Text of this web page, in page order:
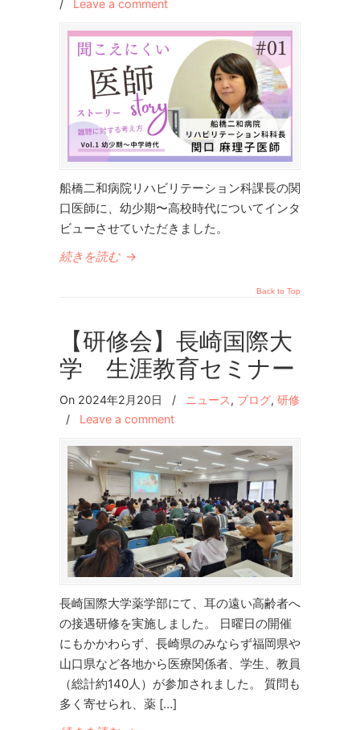
/ Leave a comment
船橋二和病院リハビリテーション科課長の関
口医師に、幼少期〜高校時代についてインタ
ビューさせていただきました。
続きを読む →
Back to Top
【研修会】長崎国際大
学 生涯教育セミナー
On 2024年2月20日 / ニュース, ブログ, 研修
/ Leave a comment
長崎国際大学薬学部にて、耳の遠い高齢者へ
の接遇研修を実施しました。 日曜日の開催
にもかかわらず、長崎県のみならず福岡県や
山口県など各地から医療関係者、学生、教員
（総計約140人）が参加されました。 質問も
多く寄せられ、薬 […]